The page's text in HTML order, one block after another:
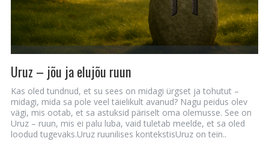
Uruz – jõu ja elujõu ruun
Kas oled tundnud, et su sees on midagi ürgset ja tohutut –
midagi, mida sa pole veel täielikult avanud? Nagu peidus olev
vägi, mis ootab, et sa astuksid päriselt oma olemusse. See on
Uruz – ruun, mis ei palu luba, vaid tuletab meelde, et sa oled
loodud tugevaks.Uruz ruunilises kontekstisUruz on tein..